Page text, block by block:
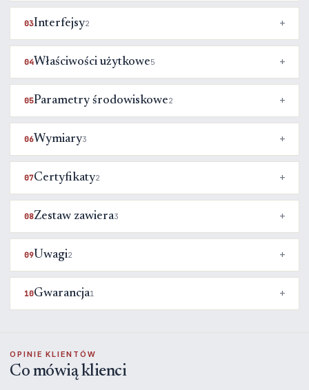
03Interfejsy2
04Właściwości użytkowe5
05Parametry środowiskowe2
06Wymiary3
07Certyfikaty2
08Zestaw zawiera3
09Uwagi2
10Gwarancja1
OPINIE KLIENTÓW
Co mówią klienci